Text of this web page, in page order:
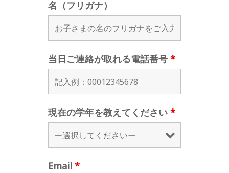
名（フリガナ）
当日ご連絡が取れる電話番号 *
現在の学年を教えてください *
Email *